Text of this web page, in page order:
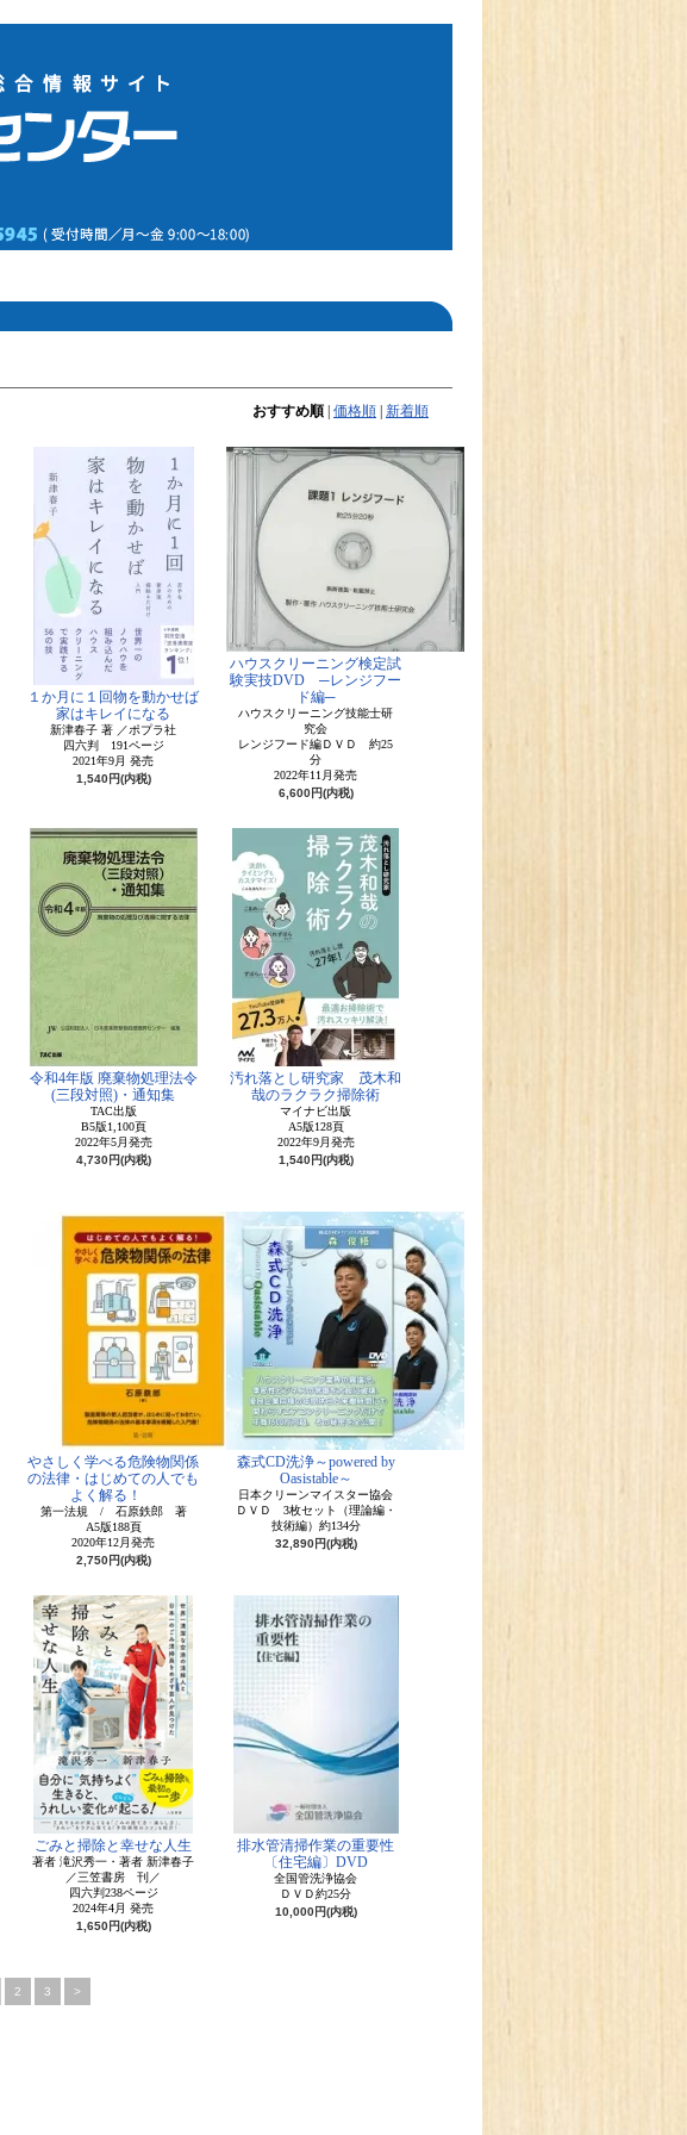
おすすめ順 価格順 新着順
１か月に１回物を動かせば
家はキレイになる
新津春子 著 ／ポプラ社
四六判 191ページ
2021年9月 発売
1,540円(内税)
ハウスクリーニング検定試
験実技DVD ─レンジフー
ド編─
ハウスクリーニング技能士研
究会
レンジフード編ＤＶＤ 約25
分
2022年11月発売
6,600円(内税)
令和4年版 廃棄物処理法令
(三段対照)・通知集
TAC出版
B5版1,100頁
2022年5月発売
4,730円(内税)
汚れ落とし研究家 茂木和
哉のラクラク掃除術
マイナビ出版
A5版128頁
2022年9月発売
1,540円(内税)
やさしく学べる危険物関係
の法律・はじめての人でも
よく解る！
第一法規 / 石原鉄郎 著
A5版188頁
2020年12月発売
2,750円(内税)
森式CD洗浄～powered by
Oasistable～
日本クリーンマイスター協会
ＤＶＤ 3枚セット（理論編・
技術編）約134分
32,890円(内税)
ごみと掃除と幸せな人生
著者 滝沢秀一・著者 新津春子
／三笠書房 刊／
四六判238ページ
2024年4月 発売
1,650円(内税)
排水管清掃作業の重要性
〔住宅編〕DVD
全国管洗浄協会
ＤＶＤ約25分
10,000円(内税)
2 3 >